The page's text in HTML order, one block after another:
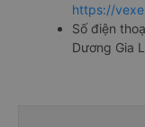
https://
Số điện
Dương Gia